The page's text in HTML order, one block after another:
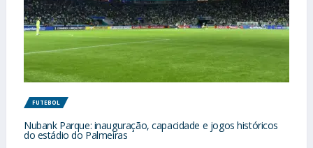
FUTEBOL
Nubank Parque: inauguração, capacidade e jogos históricos
do estádio do Palmeiras